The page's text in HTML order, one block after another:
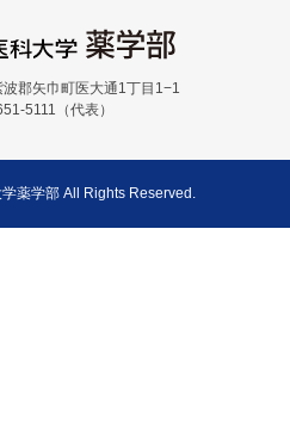
郡矢巾町医大通1丁目1−1
5111（代表）
薬学部 All Rights Reserved.